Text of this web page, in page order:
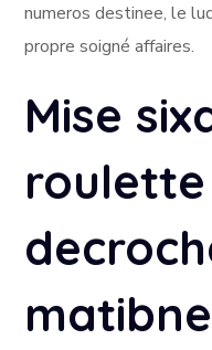
numeros destinee, le
propre soigné affaires.
Mise
roulette